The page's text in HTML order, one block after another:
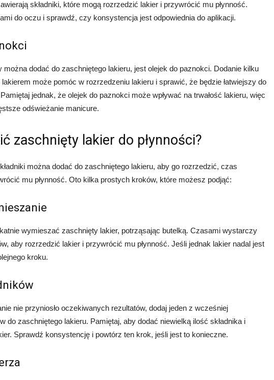
składniki, które mogą rozrzedzić lakier i przywrócić mu płynność.
do oczu i sprawdź, czy konsystencja jest odpowiednia do aplikacji.
można dodać do zaschniętego lakieru, jest olejek do paznokci. Dodanie kilku
może pomóc w rozrzedzeniu lakieru i sprawić, że będzie łatwiejszy do
jednak, że olejek do paznokci może wpływać na trwałość lakieru, więc
odświeżanie manicure.
zaschnięty lakier do płynności?
można dodać do zaschniętego lakieru, aby go rozrzedzić, czas
mu płynność. Oto kilka prostych kroków, które możesz podjąć:
wymieszać zaschnięty lakier, potrząsając butelką. Czasami wystarczy
aby rozrzedzić lakier i przywrócić mu płynność. Jeśli jednak lakier nadal jest
kroku.
nie przyniosło oczekiwanych rezultatów, dodaj jeden z wcześniej
do zaschniętego lakieru. Pamiętaj, aby dodać niewielką ilość składnika i
Sprawdź konsystencję i powtórz ten krok, jeśli jest to konieczne.